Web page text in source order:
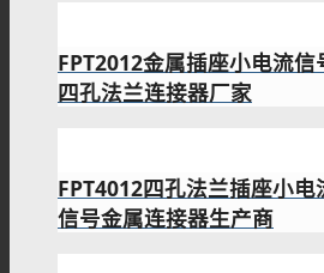
FPT2012金属插座小电流信
四孔法兰连接器厂家
FPT4012四孔法兰插座小电
信号金属连接器生产商